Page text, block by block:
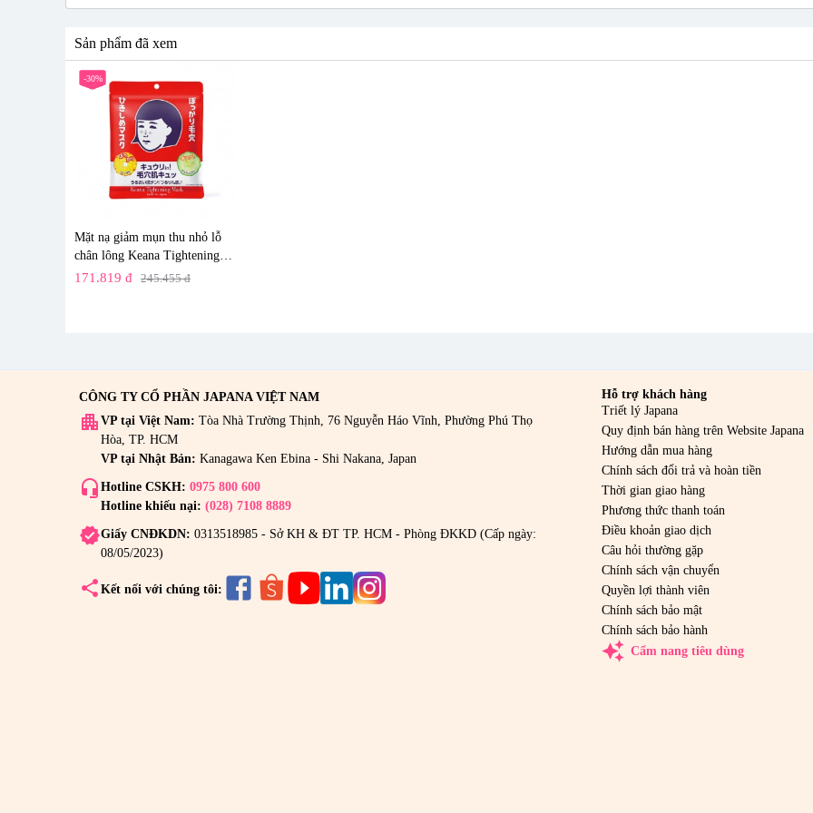
Extract, Glyceryl Glucoside, Styrene/Vp Copolymer, Butylene Glycol, Menthoxypropanediol, Peg-60 Hydrogenated Castor Oil, Xanthan
Acid, Sodium Citrate, Phenoxyethanol, Methylparaben.
Sản phẩm đã xem
-30%
Mặt nạ giảm mụn thu nhỏ lỗ
chân lông Keana Tightening
Mask 10 Miếng
171.819 đ 245.455 đ
CÔNG TY CỔ PHẦN JAPANA VIỆT NAM
apartment VP tại Việt Nam: Tòa Nhà Trường Thịnh, 76 Nguyễn Háo Vĩnh, Phường Phú Thọ
Hòa, TP. HCM
VP tại Nhật Bản: Kanagawa Ken Ebina - Shi Nakana, Japan
headset_mic Hotline CSKH: 0975 800 600
Hotline khiếu nại: (028) 7108 8889
verifiedGiấy CNĐKDN: 0313518985 - Sở KH & ĐT TP. HCM - Phòng ĐKKD (Cấp ngày:
08/05/2023)
share Kết nối với chúng tôi:
Hỗ trợ khách hàng
Triết lý Japana
Quy định bán hàng trên Website Japana
Hướng dẫn mua hàng
Chính sách đổi trả và hoàn tiền
Thời gian giao hàng
Phương thức thanh toán
Điều khoản giao dịch
Câu hỏi thường gặp
Chính sách vận chuyển
Quyền lợi thành viên
Chính sách bảo mật
Chính sách bảo hành
auto_awesome Cẩm nang tiêu dùng